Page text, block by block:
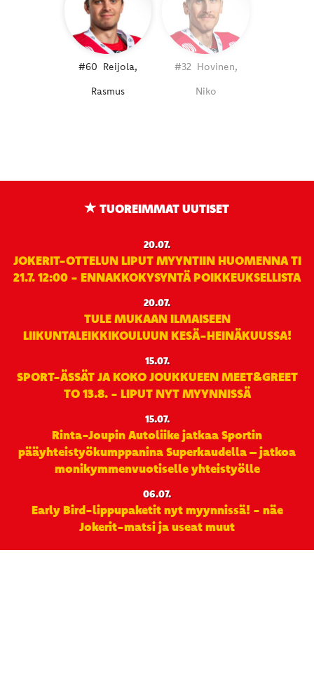
#60 Reijola,
Rasmus
#32 Hovinen,
Niko
TUOREIMMAT UUTISET
20.07.
JOKERIT-OTTELUN LIPUT MYYNTIIN HUOMENNA TI
21.7. 12:00 - ENNAKKOKYSYNTÄ POIKKEUKSELLISTA
20.07.
TULE MUKAAN ILMAISEEN
LIIKUNTALEIKKIKOULUUN KESÄ-HEINÄKUUSSA!
15.07.
SPORT-ÄSSÄT JA KOKO JOUKKUEEN MEET&GREET
TO 13.8. - LIPUT NYT MYYNNISSÄ
15.07.
Rinta-Joupin Autoliike jatkaa Sportin
pääyhteistyökumppanina Superkaudella – jatkoa
monikymmenvuotiselle yhteistyölle
06.07.
Early Bird-lippupaketit nyt myynnissä! - näe
Jokerit-matsi ja useat muut